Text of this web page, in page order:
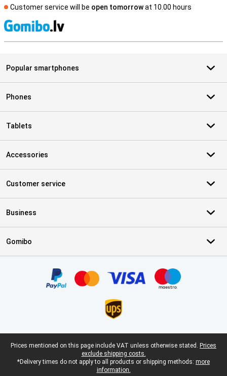
Customer service will be open tomorrowat 10.00 hours
Popular smartphones
Phones
Tablets
Accessories
Customer service
Business
Gomibo
Legal footer
Prices mentioned on this page include VAT unless otherwise stated. Prices
exclude shipping costs.
*Delivery times do not apply to all products or shipping methods: more
information.